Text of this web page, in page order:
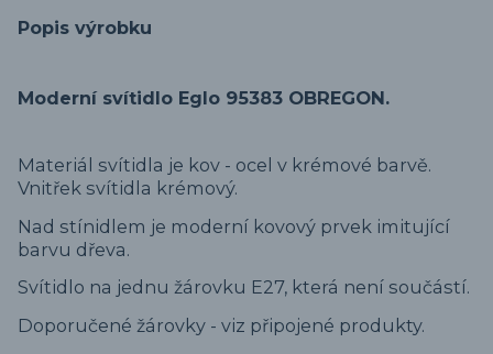
Popis výrobku
Moderní svítidlo Eglo 95383 OBREGON.
Materiál svítidla je kov - ocel v krémové barvě.
Vnitřek svítidla krémový.
Nad stínidlem je moderní kovový prvek imitující
barvu dřeva.
Svítidlo na jednu žárovku E27, která není součástí.
Doporučené žárovky - viz připojené produkty.